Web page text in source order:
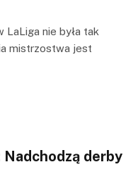
LaLiga nie była tak
mistrzostwa jest
derby